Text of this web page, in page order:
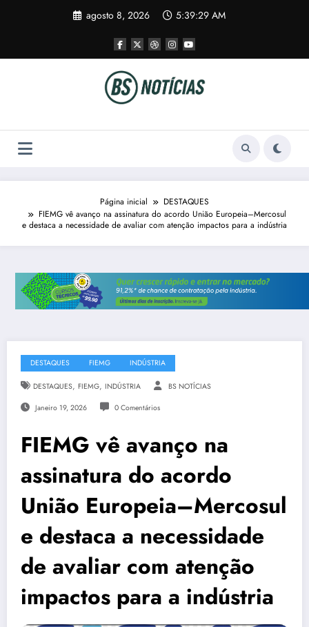
agosto 8, 2026 5:39:30 AM
Página inicial
DESTAQUES
FIEMG vê avanço na assinatura do acordo União Europeia–Mercosul
e destaca a necessidade de avaliar com atenção impactos para a indústria
DESTAQUES FIEMG INDÚSTRIA
DESTAQUES, FIEMG, INDÚSTRIA BS NOTÍCIAS
Janeiro 19, 2026 0 Comentários
FIEMG vê avanço na
assinatura do acordo
União Europeia–Mercosul
e destaca a necessidade
de avaliar com atenção
impactos para a indústria